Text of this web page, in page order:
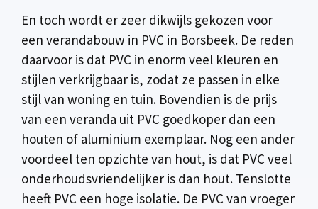
En toch wordt er zeer dikwijls gekozen voor
een verandabouw in PVC in Borsbeek. De reden
daarvoor is dat PVC in enorm veel kleuren en
stijlen verkrijgbaar is, zodat ze passen in elke
stijl van woning en tuin. Bovendien is de prijs
van een veranda uit PVC goedkoper dan een
houten of aluminium exemplaar. Nog een ander
voordeel ten opzichte van hout, is dat PVC veel
onderhoudsvriendelijker is dan hout. Tenslotte
heeft PVC een hoge isolatie. De PVC van vroeger